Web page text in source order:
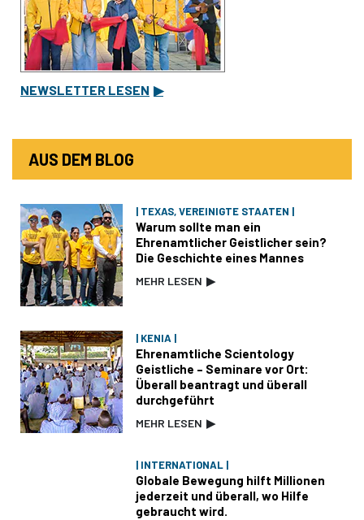
NEWSLETTER LESEN ▶
AUS DEM BLOG
| TEXAS, VEREINIGTE STAATEN |
Warum sollte man ein
Ehrenamtlicher Geistlicher sein?
Die Geschichte eines Mannes
MEHR LESEN ▶
| KENIA |
Ehrenamtliche Scientology
Geistliche – Seminare vor Ort:
Überall beantragt und überall
durchgeführt
MEHR LESEN ▶
| INTERNATIONAL |
Globale Bewegung hilft Millionen
jederzeit und überall, wo Hilfe
gebraucht wird.